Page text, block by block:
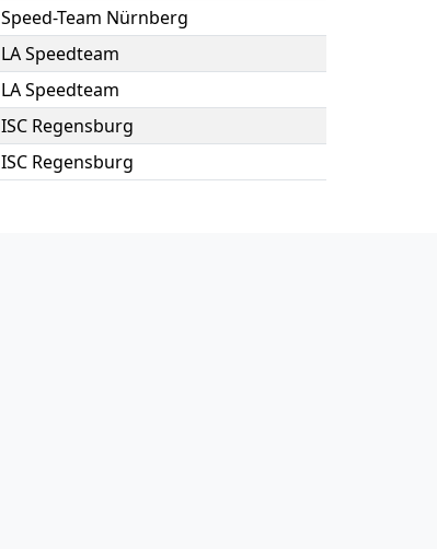
Speed-Team Nürnberg
LA Speedteam
LA Speedteam
ISC Regensburg
ISC Regensburg